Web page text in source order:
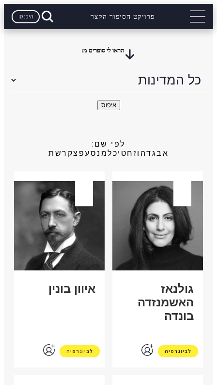
פרויקט הסיפור הקצר היכנסו
הראו לי סופרים מ:
לפי שם:
א בגדה וז חט יכלמ נסעפ צק רש ת
גולנאז
האשמנזדה
בונדה
לביוגרפיה
איוון בונין
לביוגרפיה